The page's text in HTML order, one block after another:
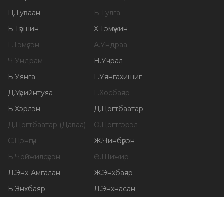
Ц.Туваан Б.Тулга
Б.Түвшин Х.Тэмүүжин
Г.Тэмүүлэн А.Ундраа
Ч .Ундрам Н .Учрал
Б.Уянга Г.Уянгахишиг
Д.Үүрийнтуяа Г.Хосбаяр
Б.Хэрлэн Д. Цогтбаатар
Д. Цогтбаатар (Даваа) О. Цогтгэрэл
С. Цэнгүүн Ж.Чинбүрэн
Б.Чойжилсүрэн Ө. Шижир
Л .Энх-Амгалан Ж.Энхбаяр
Б.Энхбаяр Л .Энхнасан